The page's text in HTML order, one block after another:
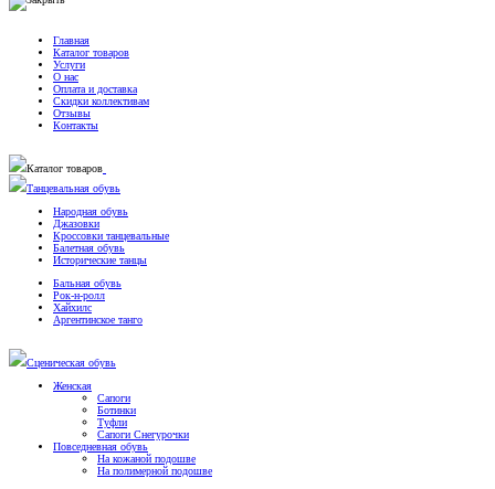
Главная
Каталог товаров
Услуги
О нас
Оплата и доставка
Скидки коллективам
Отзывы
Контакты
Каталог товаров
Танцевальная обувь
Народная обувь
Джазовки
Кроссовки танцевальные
Балетная обувь
Исторические танцы
Бальная обувь
Рок-н-ролл
Хайхилс
Аргентинское танго
Сценическая обувь
Женская
Сапоги
Ботинки
Туфли
Сапоги Снегурочки
Повседневная обувь
На кожаной подошве
На полимерной подошве